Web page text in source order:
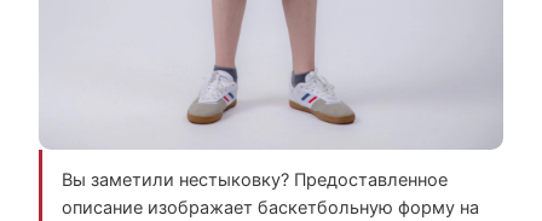
Вы заметили нестыковку? Предоставленное
описание изображает баскетбольную форму на